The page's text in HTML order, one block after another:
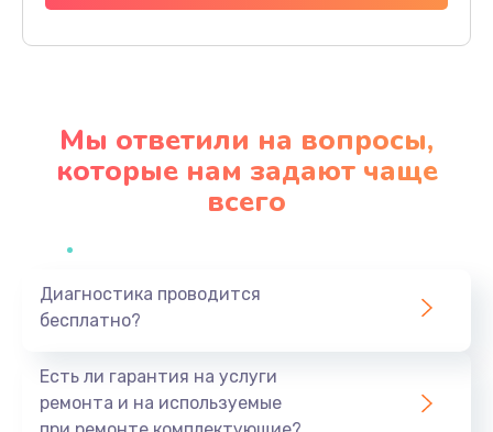
Заказать
Ремонт блока питания
Заказать
Мы ответили на вопросы,
которые нам задают чаще
всего
Диагностика проводится
бесплатно?
Есть ли гарантия на услуги
ремонта и на используемые